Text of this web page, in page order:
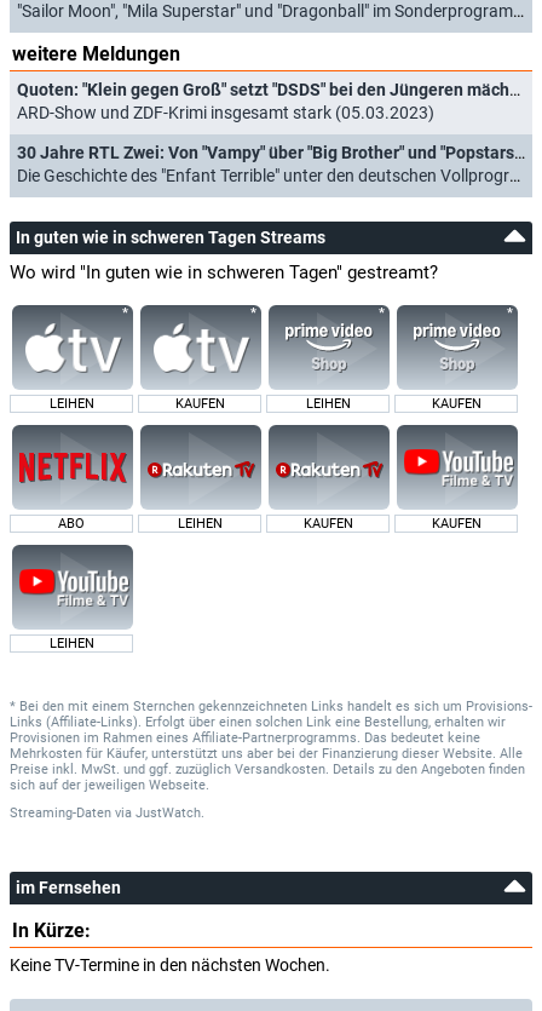
"Sailor Moon", "Mila Superstar" und "Dragonball" im Sonderprogramm (17.02.2023)
weitere Meldungen
Quoten: "Klein gegen Groß" setzt "DSDS" bei den Jüngeren mächtig unter Druck
ARD-Show und ZDF-Krimi insgesamt stark (05.03.2023)
30 Jahre RTL Zwei: Von "Vampy" über "Big Brother" und "Popstars" bis "Kampf der Realitystars"
Die Geschichte des "Enfant Terrible" unter den deutschen Vollprogrammen im Rückblick (04.03.2023)
In guten wie in schweren Tagen Streams
Wo wird "In guten wie in schweren Tagen" gestreamt?
LEIHEN KAUFEN LEIHEN KAUFEN
ABO LEIHEN KAUFEN KAUFEN
LEIHEN
* Bei den mit einem Sternchen gekennzeichneten Links handelt es sich um Provisions-
Links (Affiliate-Links). Erfolgt über einen solchen Link eine Bestellung, erhalten wir
Provisionen im Rahmen eines Affiliate-Partnerprogramms. Das bedeutet keine
Mehrkosten für Käufer, unterstützt uns aber bei der Finanzierung dieser Website. Alle
Preise inkl. MwSt. und ggf. zuzüglich Versandkosten. Details zu den Angeboten finden
sich auf der jeweiligen Webseite.
Streaming-Daten via JustWatch.
im Fernsehen
In Kürze:
Keine TV-Termine in den nächsten Wochen.